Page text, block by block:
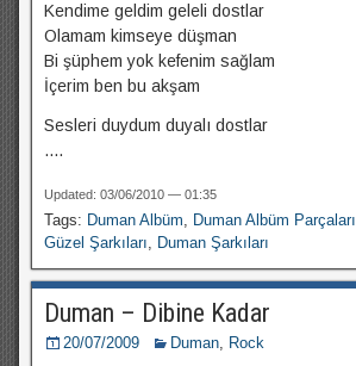
Kendime geldim geleli dostlar
Olamam kimseye düşman
Bi şüphem yok kefenim sağlam
İçerim ben bu akşam
Sesleri duydum duyalı dostlar
....
Updated: 03/06/2010 — 01:35
Tags: Duman Albüm, Duman Albüm Parçaları
Güzel Şarkıları, Duman Şarkıları
Duman – Dibine Kadar
20/07/2009 Duman, Rock